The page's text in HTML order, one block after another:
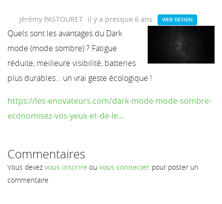
Jérémy PASTOURET il y a presque 6 ans WEB DESIGN
Quels sont les avantages du Dark
mode (mode sombre) ? Fatigue
réduite, meilleure visibilité, batteries
plus durables… un vrai geste écologique !
https://les-enovateurs.com/dark-mode-mode-sombre-
economisez-vos-yeux-et-de-le...
Commentaires
Vous devez vous inscrire ou vous connecter pour poster un
commentaire